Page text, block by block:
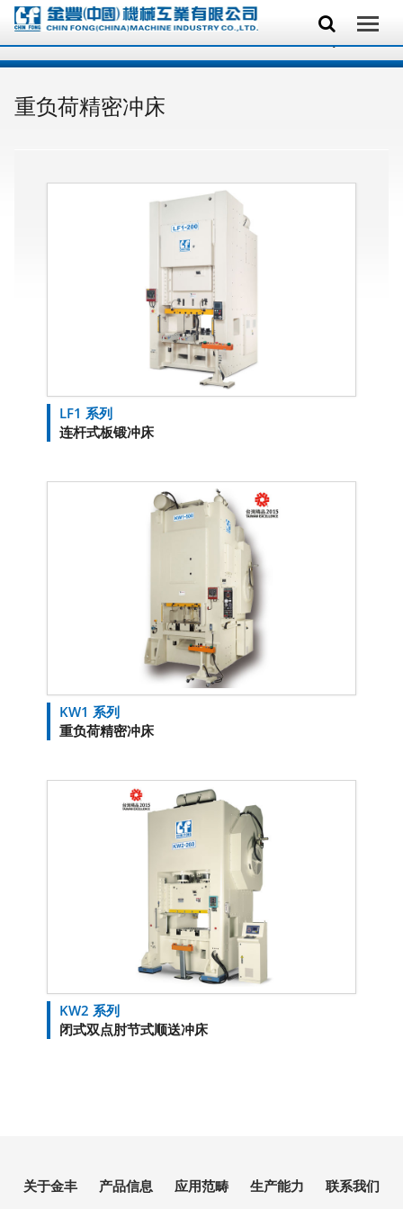
重负荷精密冲床
LF1 系列
连杆式板锻冲床
KW1 系列
重负荷精密冲床
KW2 系列
闭式双点肘节式顺送冲床
关于金丰 产品信息 应用范畴 生产能力 联系我们